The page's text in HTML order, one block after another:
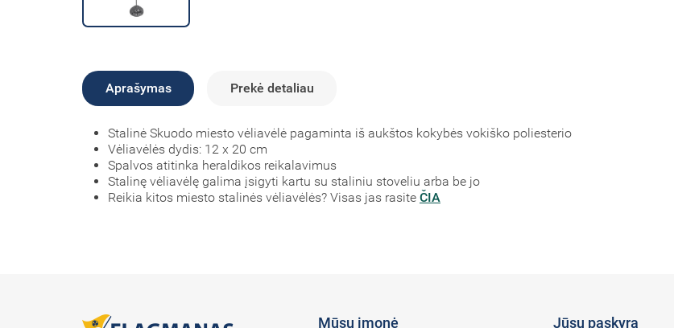
Aprašymas Prekė detaliau
Stalinė Skuodo miesto vėliavėlė pagaminta iš aukštos kokybės vokiško poliesterio
Vėliavėlės dydis: 12 x 20 cm
Spalvos atitinka heraldikos reikalavimus
Stalinę vėliavėlę galima įsigyti kartu su staliniu stoveliu arba be jo
Reikia kitos miesto stalinės vėliavėlės? Visas jas rasite ČIA
Mūsų įmonė Jūsų paskyra